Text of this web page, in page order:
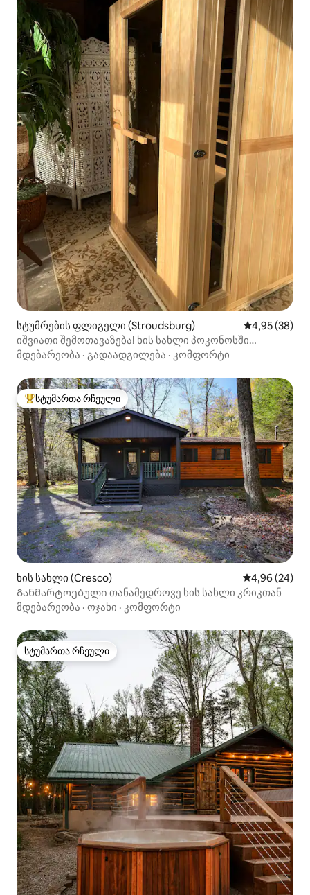
სტუმრების ფლიგელი (Stroudsburg) საშუალო
4,95 (38)
იშვიათი შემოთავაზება! ხის სახლი პოკონოსში
შიდა საუნით
მდებარეობა · გადაადგილება · კომფორტი
სტუმართა რჩეული მოწინავე ვარიანტი
სტუმართა რჩეული
ხის სახლი (Cresco) საშუალო
4,96 (24)
Განმარტოებული თანამედროვე ხის სახლი კრიკთან
მდებარეობა · ოჯახი · კომფორტი
სტუმართა რჩეული
სტუმართა რჩეული